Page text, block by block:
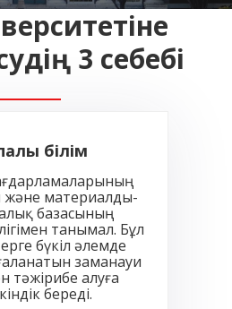
3 себебі
білім
және материалды-
базасының
танымал. Бұл
бүкіл әлемде
заманауи
тәжірибе алуға
береді.